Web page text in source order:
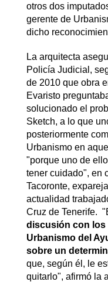
otros dos
gerente de
dicho
La arquitecta
Policía Judicial,
de 2010 que obra
Evaristo
solucionado el
Sketch, a lo que
posteriormente
Urbanismo en
"porque uno de
tener cuidado", en
Tacoronte,
actualidad
Cruz de Tenerife.
discusión con los
Urbanismo del
sobre un
que, según él, le
quitarlo", afirmó la